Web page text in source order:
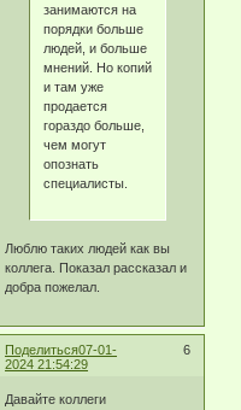
занимаются на
порядки больше
людей, и больше
мнений. Но копий
и там уже
продается
гораздо больше,
чем могут
опознать
специалисты.
Люблю таких людей как вы
коллега. Показал рассказал и
добра пожелал.
Поделиться 6
07-01-
2024 21:54:29
Давайте коллеги